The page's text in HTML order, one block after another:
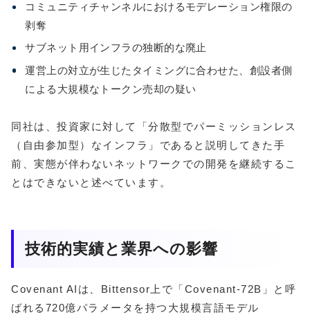
コミュニティチャンネルにおけるモデレーション権限の
剥奪
サブネット用インフラの独断的な廃止
運営上の対立が生じたタイミングに合わせた、創設者側
による大規模なトークン売却の疑い
同社は、投資家に対して「分散型でパーミッションレス
（自由参加型）なインフラ」であると説明してきた手
前、実態が伴わないネットワークでの開発を継続するこ
とはできないと述べています。
技術的実績と業界への影響
Covenant AIは、Bittensor上で「Covenant-72B」と呼
ばれる720億パラメータを持つ大規模言語モデル